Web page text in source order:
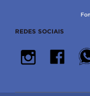
REDES SOCIAIS